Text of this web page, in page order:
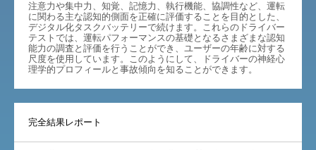
注意力や集中力、知覚、記憶力、執行機能、協調性など、運転
に関わる主な認知的側面を正確に評価することを目的とした、
デジタル化タスクバッテリーで続けます。これらのドライバー
テストでは、運転パフォーマンスの基礎となるさまざまな認知
能力の調査と評価を行うことができ、ユーザーの年齢に対する
尺度を使用しています。このようにして、ドライバーの神経心
理学的プロフィールと事故傾向を知ることができます。
完全結果レポート